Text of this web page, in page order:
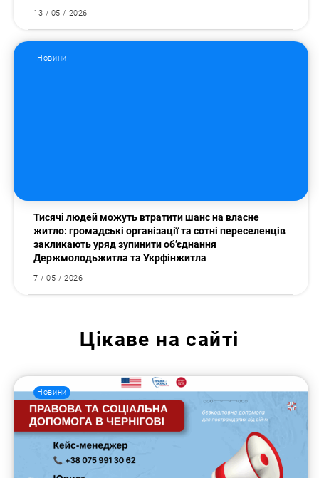
13 / 05 / 2026
Новини
Тисячі людей можуть втратити шанс на власне
житло: громадські організації та сотні переселенців
закликають уряд зупинити об’єднання
Держмолодьжитла та Укрфінжитла
7 / 05 / 2026
Цікаве на сайті
Новини